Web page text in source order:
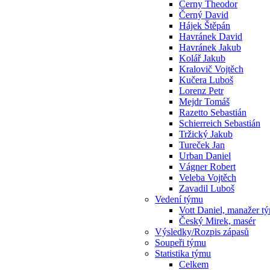
Cerny Theodor
Černý David
Hájek Štěpán
Havránek David
Havránek Jakub
Kolář Jakub
Kralovič Vojtěch
Kučera Luboš
Lorenz Petr
Mejdr Tomáš
Razetto Sebastián
Schierreich Sebastián
Tržický Jakub
Tureček Jan
Urban Daniel
Vágner Robert
Veleba Vojtěch
Zavadil Luboš
Vedení týmu
Vott Daniel, manažer
Český Mirek, masér
Výsledky/Rozpis zápasů
Soupeři týmu
Statistika týmu
Celkem